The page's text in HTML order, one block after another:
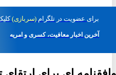
عضویت در تلگرام(سربازی) کلیک
آخرین اخبار معافیت، کسری و امریه